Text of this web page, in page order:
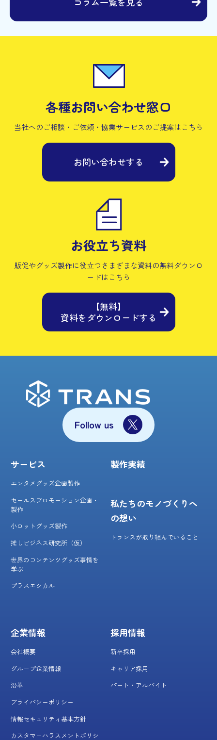
各種お問い合わせ窓口
当社へのご相談・ご依頼・協業サービスのご提案はこちら
お問い合わせする
お役立ち資料
販促やグッズ製作に役立つさまざまな資料の無料ダウンロ
ードはこちら
【無料】
資料をダウンロードする
Follow us
サービス
エンタメグッズ企画製作
セールスプロモーション企画・
製作
小ロットグッズ製作
推しビジネス研究所（仮）
世界のコンテンツグッズ事情を
学ぶ
プラスエシカル
製作実績
私たちのモノづくりへ
の想い
トランスが取り組んでいること
企業情報
会社概要
グループ企業情報
沿革
プライバシーポリシー
情報セキュリティ基本方針
カスタマーハラスメントポリシ
採用情報
新卒採用
キャリア採用
パート・アルバイト